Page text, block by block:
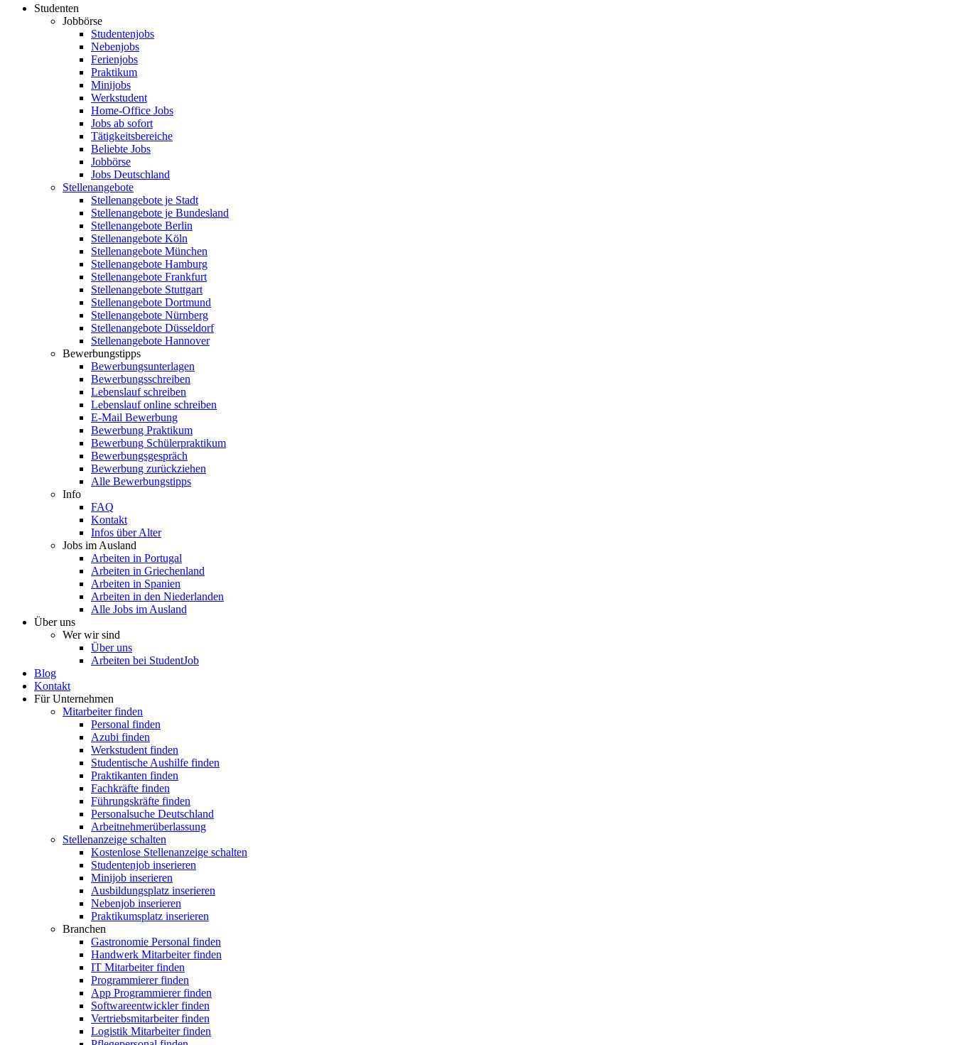
Studenten
Jobbörse
Studentenjobs
Nebenjobs
Ferienjobs
Praktikum
Minijobs
Werkstudent
Home-Office Jobs
Jobs ab sofort
Tätigkeitsbereiche
Beliebte Jobs
Jobbörse
Jobs Deutschland
Stellenangebote
Stellenangebote je Stadt
Stellenangebote je Bundesland
Stellenangebote Berlin
Stellenangebote Köln
Stellenangebote München
Stellenangebote Hamburg
Stellenangebote Frankfurt
Stellenangebote Stuttgart
Stellenangebote Dortmund
Stellenangebote Nürnberg
Stellenangebote Düsseldorf
Stellenangebote Hannover
Bewerbungstipps
Bewerbungsunterlagen
Bewerbungsschreiben
Lebenslauf schreiben
Lebenslauf online schreiben
E-Mail Bewerbung
Bewerbung Praktikum
Bewerbung Schülerpraktikum
Bewerbungsgespräch
Bewerbung zurückziehen
Alle Bewerbungstipps
Info
FAQ
Kontakt
Infos über Alter
Jobs im Ausland
Arbeiten in Portugal
Arbeiten in Griechenland
Arbeiten in Spanien
Arbeiten in den Niederlanden
Alle Jobs im Ausland
Über uns
Wer wir sind
Über uns
Arbeiten bei StudentJob
Blog
Kontakt
Für Unternehmen
Mitarbeiter finden
Personal finden
Azubi finden
Werkstudent finden
Studentische Aushilfe finden
Praktikanten finden
Fachkräfte finden
Führungskräfte finden
Personalsuche Deutschland
Arbeitnehmerüberlassung
Stellenanzeige schalten
Kostenlose Stellenanzeige schalten
Studentenjob inserieren
Minijob inserieren
Ausbildungsplatz inserieren
Nebenjob inserieren
Praktikumsplatz inserieren
Branchen
Gastronomie Personal finden
Handwerk Mitarbeiter finden
IT Mitarbeiter finden
Programmierer finden
App Programmierer finden
Softwareentwickler finden
Vertriebsmitarbeiter finden
Logistik Mitarbeiter finden